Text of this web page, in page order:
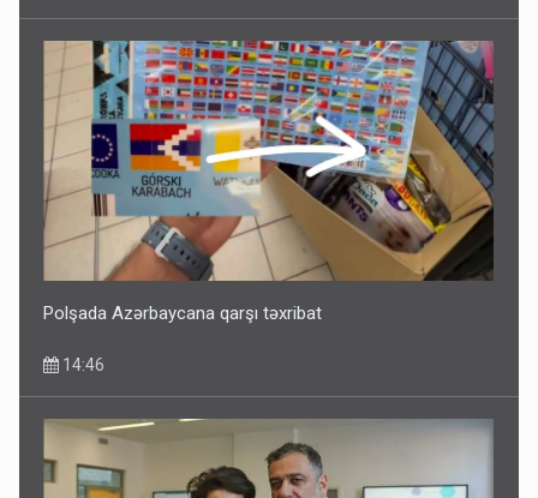
Kartdan karta istədiyiniz qədər köçürmə edə bilərsiniz -
VİDEO
11:06
Polşada Azərbaycana qarşı təxribat
14:46